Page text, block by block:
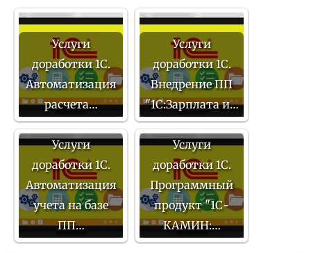
Услуги
доработки 1С.
Автоматизация
расчета…
Услуги
доработки 1С.
Внедрение ПП
"1С:Зарплата и…
Услуги
доработки 1С.
Автоматизация
учета на базе
ПП…
Услуги
доработки 1С.
Программный
продукт "1С-
КАМИН:…